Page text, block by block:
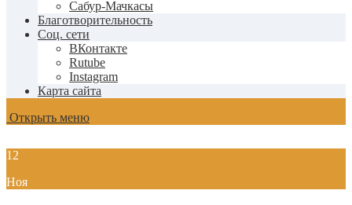
Сабур-Мачкасы
Благотворительность
Соц. сети
ВКонтакте
Rutube
Instagram
Карта сайта
Открыть меню
12
Ноя